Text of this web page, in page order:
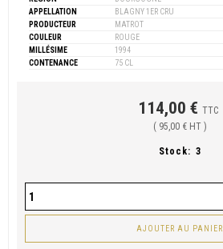
APPELLATION
BLAGNY 1ER CRU
PRODUCTEUR
MATROT
COULEUR
ROUGE
MILLÉSIME
1994
CONTENANCE
75 CL
114,00 € TTC
( 95,00 € HT )
Stock: 3
AJOUTER AU PANIER